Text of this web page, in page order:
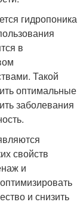
гидропоника
в
Такой
оптимальные
заболевания
свойств
и
и снизить